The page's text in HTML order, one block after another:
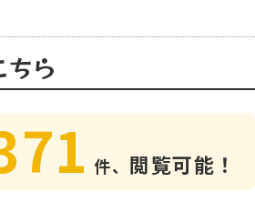
ちら
件、 閲覧可能！